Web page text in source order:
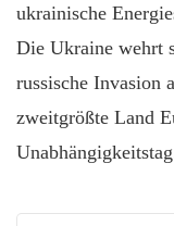
ukrainische
Die Ukraine wehrt
russische Invasion
zweitgrößte Land